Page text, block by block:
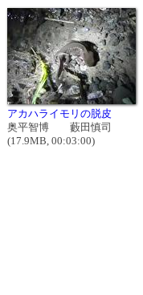
アカハライモリの脱皮
奥平智博 藪田慎司
(17.9MB, 00:03:00)